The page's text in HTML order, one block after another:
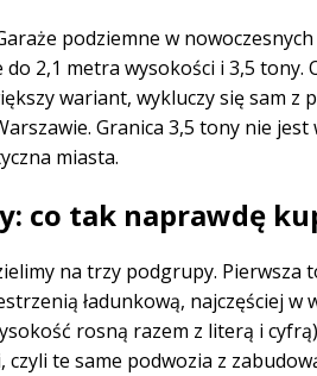
podziemne w
2,1 metra wysokości i 3,5 tony.
wariant, wykluczy się sam z
Granica 3,5 tony nie jest
miasta.
co tak naprawdę
na trzy podgrupy. Pierwsza
ładunkową, najczęściej w
rosną razem z literą i
te same podwozia z